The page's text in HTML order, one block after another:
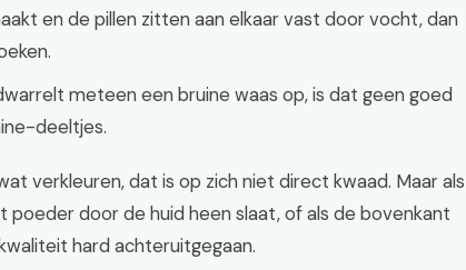
en de pillen zitten aan elkaar vast door vocht, dan
meteen een bruine waas op, is dat geen goed
deeltjes.
verkleuren, dat is op zich niet direct kwaad. Maar als
poeder door de huid heen slaat, of als de bovenkant
hard achteruitgegaan.